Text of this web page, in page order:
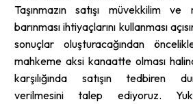
Taşınmazın satışı müvekkilim ve
barınması ihtiyaçlarını kullanması
sonuçlar oluşturacağından
mahkeme aksi kanaatte olması
karşılığında satışın tedbiren
verilmesini talep ediyoruz.